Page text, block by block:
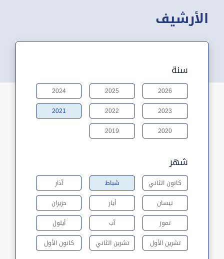
الأرشيف
سنة
2026
2025
2024
2023
2022
2021
2020
2019
شهر
كانون الثاني شباط
آذار
نيسان
أيار
حزيران
تموز
آب
أيلول
تشرين الأول
تشرين الثاني كانون الأول